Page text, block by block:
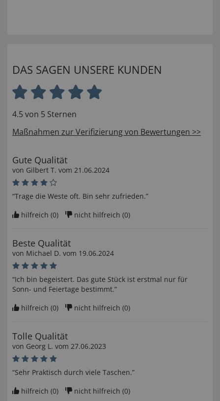
DAS SAGEN UNSERE KUNDEN
4.5 von 5 Sternen
Maßnahmen zur Verifizierung von Bewertungen >>
Gute Qualität
von Gilbert T. vom 21.06.2024
“Trage die Weste oft. Bin sehr zufrieden.”
hilfreich (0) nicht hilfreich (0)
Beste Qualität
von Michael D. vom 19.06.2024
“Ich bin begeistert. Das gute Stück ist erstmal nur für
Sonn- und Feiertage bestimmt.”
hilfreich (0) nicht hilfreich (0)
Tolle Qualität
von Georg L. vom 27.06.2023
“Sehr Praktisch durch viele Taschen.”
hilfreich (0) nicht hilfreich (0)